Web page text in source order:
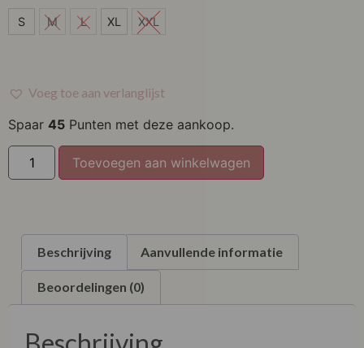
S
XXL
S M L XL XXL
Voeg toe aan verlanglijst
Spaar 45 Punten met deze aankoop.
Toevoegen aan winkelwagen
Beschrijving Aanvullende informatie
Beoordelingen (0)